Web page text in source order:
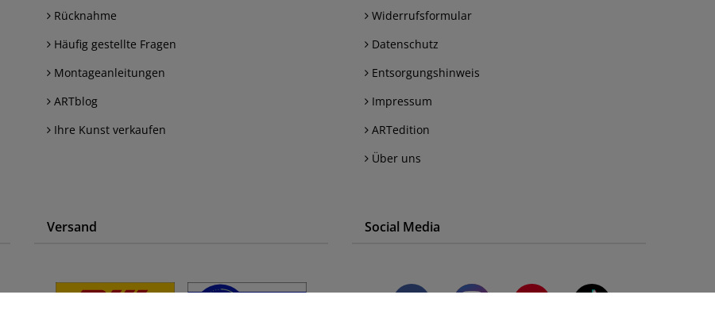
Rücknahme
Häufig gestellte Fragen
Montageanleitungen
ARTblog
Ihre Kunst verkaufen
Widerrufsformular
Datenschutz
Entsorgungshinweis
Impressum
ARTedition
Über uns
Versand Social Media